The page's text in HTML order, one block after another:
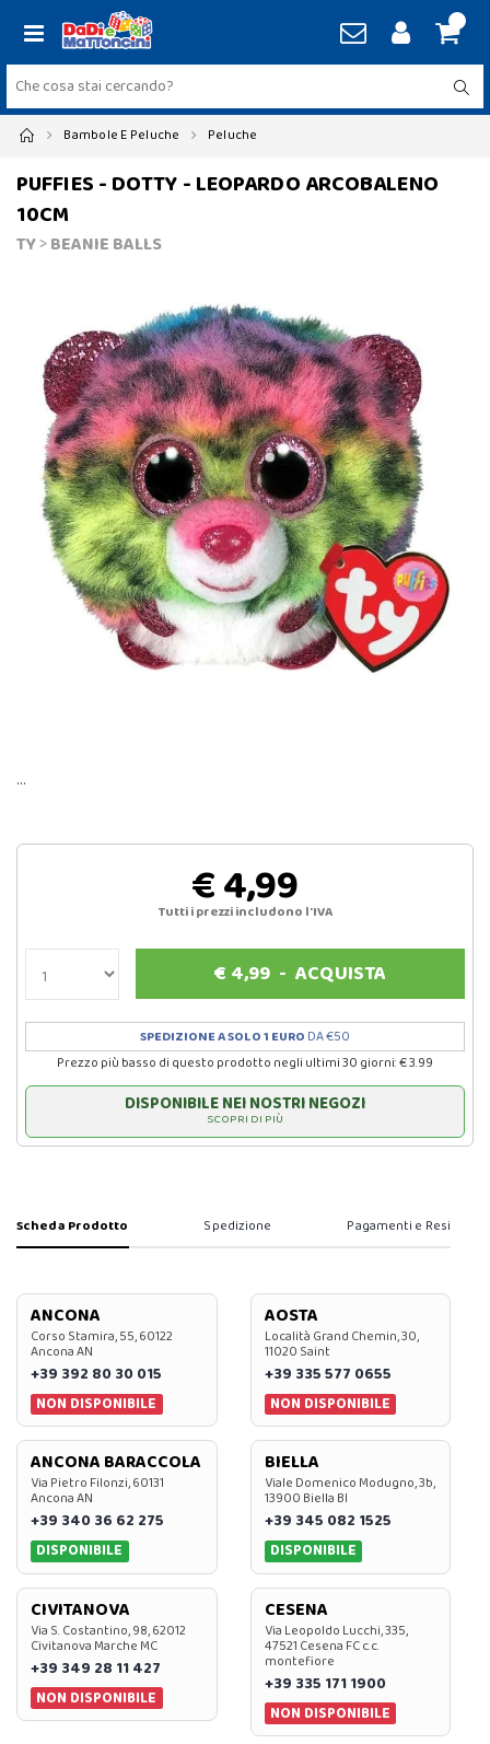
Bambole E Peluche Peluche
PUFFIES - DOTTY - LEOPARDO ARCOBALENO
10CM
TY>BEANIE BALLS
…
€ 4,99
Tutti i prezzi includono l'IVA
€ 4,99 -ACQUISTA
SPEDIZIONE A SOLO 1 EURO DA €50
Prezzo più basso di questo prodotto negli ultimi 30 giorni: € 3.99
DISPONIBILE NEI NOSTRI NEGOZI
SCOPRI DI PIÙ
Scheda Prodotto Spedizione Pagamenti e Resi
ANCONA
Corso Stamira, 55, 60122
Ancona AN
+39 392 80 30 015
NON DISPONIBILE
AOSTA
Località Grand Chemin, 30,
11020 Saint
+39 335 577 0655
NON DISPONIBILE
ANCONA BARACCOLA
Via Pietro Filonzi, 60131
Ancona AN
+39 340 36 62 275
DISPONIBILE
BIELLA
Viale Domenico Modugno, 3b,
13900 Biella BI
+39 345 082 1525
DISPONIBILE
CIVITANOVA
Via S. Costantino, 98, 62012
Civitanova Marche MC
+39 349 28 11 427
NON DISPONIBILE
CESENA
Via Leopoldo Lucchi, 335,
47521 Cesena FC c.c.
montefiore
+39 335 171 1900
NON DISPONIBILE